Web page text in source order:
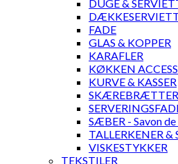
DUGE &
FADE
GLAS & KOPPER
KARAFLER
KØKKEN
KURVE & KASSER
SKÆREBRÆTTER
SÆBER - Savon
TALLERKENER &
VISKESTYKKER
TEKSTILER